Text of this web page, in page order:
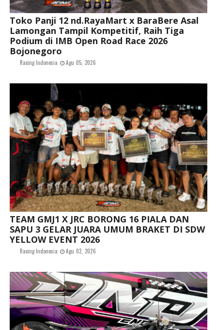
Toko Panji 12 nd.RayaMart x BaraBere Asal
Lamongan Tampil Kompetitif, Raih Tiga
Podium di IMB Open Road Race 2026
Bojonegoro
Racing Indonesia Agu 05, 2026
TEAM GMJ1 X JRC BORONG 16 PIALA DAN
SAPU 3 GELAR JUARA UMUM BRAKET DI SDW
YELLOW EVENT 2026
Racing Indonesia Agu 02, 2026